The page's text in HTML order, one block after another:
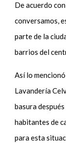
De acuerdo
conversamos,
parte de la
barrios del
Así lo
Lavandería
basura
habitantes de
para esta